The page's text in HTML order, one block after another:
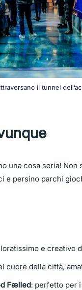
il tunnel
una cosa seria!
e persino parchi
e creativo
cuore della città,
Fælled: perfetto per